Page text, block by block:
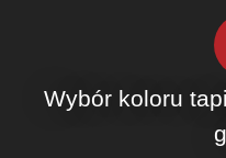
Wybór koloru